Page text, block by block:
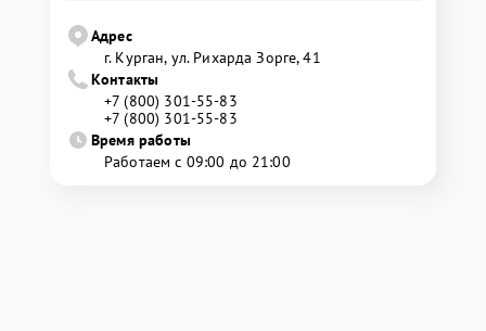
Адрес
г. Курган, ул. Рихарда Зорге, 41
Контакты
+7 (800) 301-55-83
+7 (800) 301-55-83
Время работы
Работаем с 09:00 до 21:00